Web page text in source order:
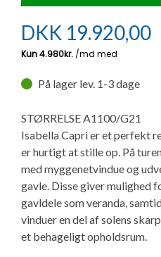
Adria Astella
Next
Hobby Prestige
Hobby Maxia
Ny campingvogn - godt
Lille campingvogn
Finansiering af
Forsikring af
Vil du sælge din
Brugte telte og udstyr
Isabella fortelte
Isabella Fortelte
Isabella Lufttelte
Camping erhverv
Adria Coral
Adria Compact
Internet i
Aircondition og
Gas-komfort i din
E-trailer kontrol-
Byvand - rindende
3 spændende
GRØN Virksomhed
Klagemuligheder
Konkurrenceregler
DKK 19.920,00
På lager lev. 1-3 dage
STØRRELSE A1100/G21
Isabella Capri er et perfekt
er hurtigt at stille op. På
med myggenetvindue og
gavle. Disse giver mulighed
gavldele som veranda,
vinduer en del af solens
et behageligt opholdsrum.